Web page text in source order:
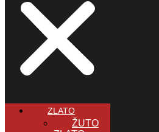
ZLATO
ŽUTO